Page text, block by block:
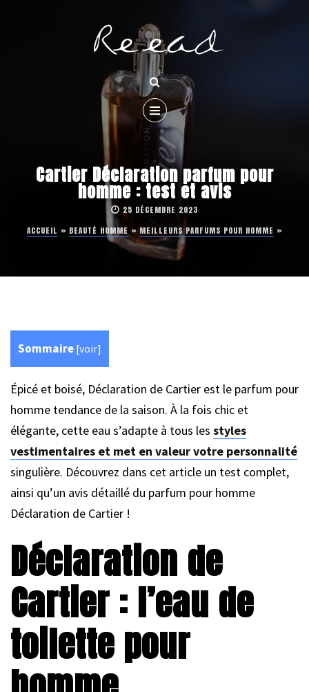
Cartier Déclaration parfum pour
homme : test et avis
25 DÉCEMBRE 2023
ACCUEIL » BEAUTÉ HOMME »MEILLEURS PARFUMS POUR HOMME »
Sommaire [voir]
Épicé et boisé, Déclaration de Cartier est le parfum pour
homme tendance de la saison. À la fois chic et
élégante, cette eau s’adapte à tous les styles
vestimentaires et met en valeur votre personnalité
singulière. Découvrez dans cet article un test complet,
ainsi qu’un avis détaillé du parfum pour homme
Déclaration de Cartier !
Déclaration de
Cartier : l’eau de
toilette pour